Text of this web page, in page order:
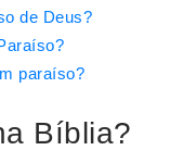
de Deus?
paraíso?
Bíblia?